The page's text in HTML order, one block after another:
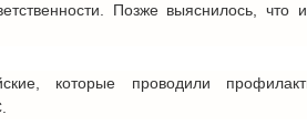
Позже выяснилось, что
которые проводили